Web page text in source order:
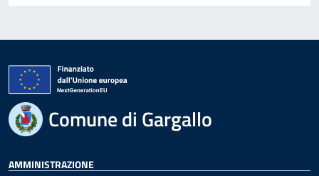
Comune di Gargallo
AMMINISTRAZIONE